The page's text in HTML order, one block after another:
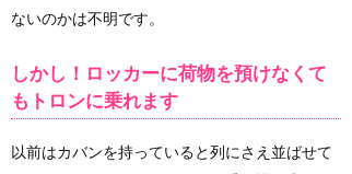
ないのかは不明です。
しかし！ロッカーに荷物を預けなくて
もトロンに乗れます
以前はカバンを持っていると列にさえ並ばせて